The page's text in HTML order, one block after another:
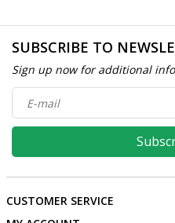
SUBSCRIBE TO
Sign up now for additional
CUSTOMER SERVICE